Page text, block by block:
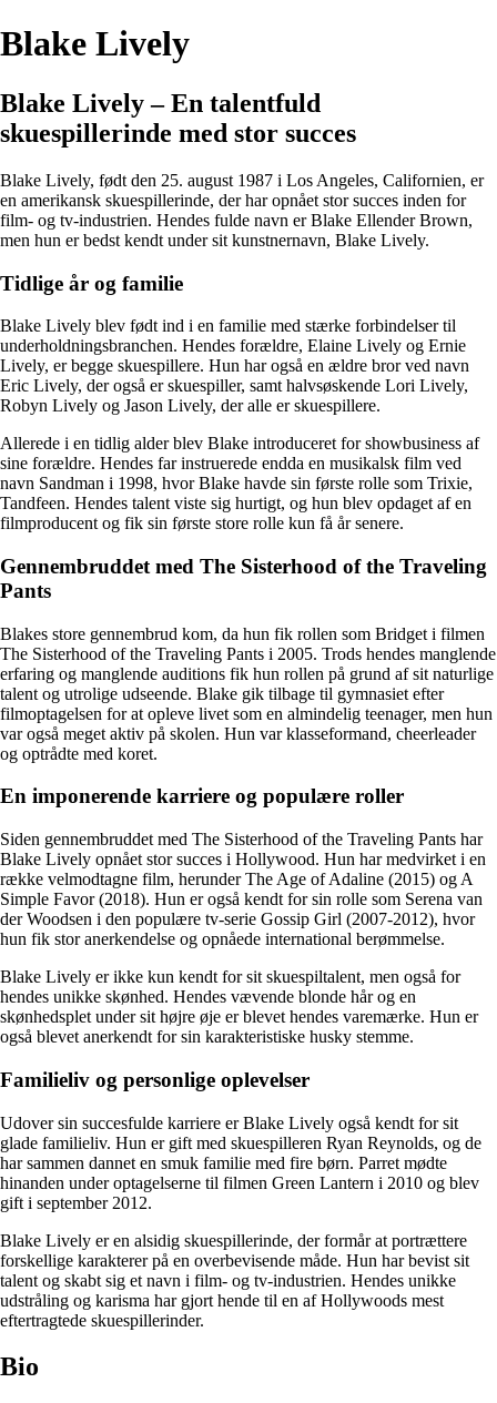
Blake Lively
Blake Lively – En talentfuld
skuespillerinde med stor succes
Blake Lively, født den 25. august 1987 i Los Angeles, Californien, er
en amerikansk skuespillerinde, der har opnået stor succes inden for
film- og tv-industrien. Hendes fulde navn er Blake Ellender Brown,
men hun er bedst kendt under sit kunstnernavn, Blake Lively.
Tidlige år og familie
Blake Lively blev født ind i en familie med stærke forbindelser til
underholdningsbranchen. Hendes forældre, Elaine Lively og Ernie
Lively, er begge skuespillere. Hun har også en ældre bror ved navn
Eric Lively, der også er skuespiller, samt halvsøskende Lori Lively,
Robyn Lively og Jason Lively, der alle er skuespillere.
Allerede i en tidlig alder blev Blake introduceret for showbusiness af
sine forældre. Hendes far instruerede endda en musikalsk film ved
navn Sandman i 1998, hvor Blake havde sin første rolle som Trixie,
Tandfeen. Hendes talent viste sig hurtigt, og hun blev opdaget af en
filmproducent og fik sin første store rolle kun få år senere.
Gennembruddet med The Sisterhood of the Traveling
Pants
Blakes store gennembrud kom, da hun fik rollen som Bridget i filmen
The Sisterhood of the Traveling Pants i 2005. Trods hendes manglende
erfaring og manglende auditions fik hun rollen på grund af sit naturlige
talent og utrolige udseende. Blake gik tilbage til gymnasiet efter
filmoptagelsen for at opleve livet som en almindelig teenager, men hun
var også meget aktiv på skolen. Hun var klasseformand, cheerleader
og optrådte med koret.
En imponerende karriere og populære roller
Siden gennembruddet med The Sisterhood of the Traveling Pants har
Blake Lively opnået stor succes i Hollywood. Hun har medvirket i en
række velmodtagne film, herunder The Age of Adaline (2015) og A
Simple Favor (2018). Hun er også kendt for sin rolle som Serena van
der Woodsen i den populære tv-serie Gossip Girl (2007-2012), hvor
hun fik stor anerkendelse og opnåede international berømmelse.
Blake Lively er ikke kun kendt for sit skuespiltalent, men også for
hendes unikke skønhed. Hendes vævende blonde hår og en
skønhedsplet under sit højre øje er blevet hendes varemærke. Hun er
også blevet anerkendt for sin karakteristiske husky stemme.
Familieliv og personlige oplevelser
Udover sin succesfulde karriere er Blake Lively også kendt for sit
glade familieliv. Hun er gift med skuespilleren Ryan Reynolds, og de
har sammen dannet en smuk familie med fire børn. Parret mødte
hinanden under optagelserne til filmen Green Lantern i 2010 og blev
gift i september 2012.
Blake Lively er en alsidig skuespillerinde, der formår at portrættere
forskellige karakterer på en overbevisende måde. Hun har bevist sit
talent og skabt sig et navn i film- og tv-industrien. Hendes unikke
udstråling og karisma har gjort hende til en af Hollywoods mest
eftertragtede skuespillerinder.
Bio